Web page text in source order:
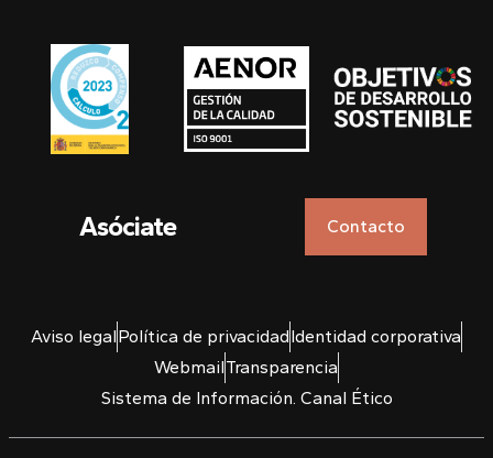
Asóciate Contacto
Aviso legalPolítica de privacidadIdentidad corporativa
WebmailTransparencia
Sistema de Información. Canal Ético